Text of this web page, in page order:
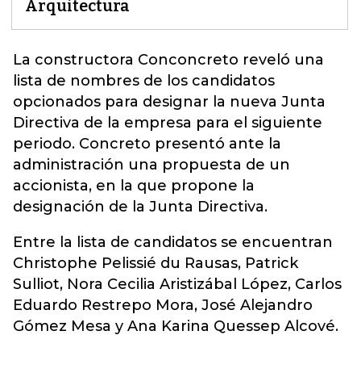
Arquitectura
La constructora Conconcreto reveló una
lista de nombres de los candidatos
opcionados para designar la nueva Junta
Directiva de la empresa para el siguiente
periodo. Concreto presentó ante la
administración una propuesta de un
accionista, en la que propone la
designación de la Junta Directiva.
Entre la lista de candidatos se encuentran
Christophe Pelissié du Rausas, Patrick
Sulliot, Nora Cecilia Aristizábal López, Carlos
Eduardo Restrepo Mora, José Alejandro
Gómez Mesa y Ana Karina Quessep Alcové.